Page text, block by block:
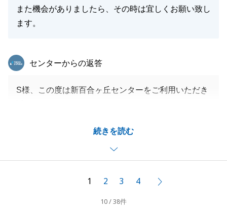
また機会がありましたら、その時は宜しくお願い致し
ます。
続きを読む
東急リバブル
センターからの返答
S様、この度は新百合ヶ丘センターをご利用いただき
S様にご不安な気持ちにさせてしまったこと心よりお
今後はこれまで以上にお客様のご要望に寄り沿った対
することができました。ありがとうございました。
1 2 3 4
10 / 38件